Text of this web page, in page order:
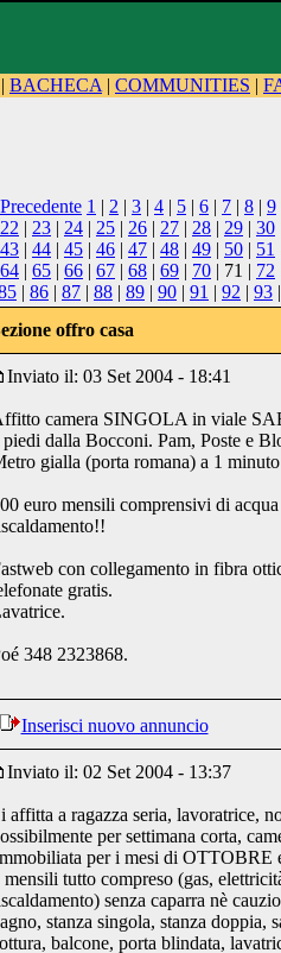
| BACHECA | COMMUNITIES |
1 | 2 | 3 | 4 | 5 | 6 | 7 | 8 | 9
22 | 23 | 24 | 25 | 26 | 27 | 28 | 29 | 30
43 | 44 | 45 | 46 | 47 | 48 | 49 | 50 | 51
64 | 65 | 66 | 67 | 68 | 69 | 70 | 71 | 72
| 86 | 87 | 88 | 89 | 90 | 91 | 92 | 93 |
offro casa
Inviato il: 03 Set 2004 - 18:41
camera SINGOLA in viale
piedi dalla Bocconi. Pam, Poste e
gialla (porta romana) a 1
euro mensili comprensivi di acqua
con collegamento in fibra
gratis.
348 2323868.
Inserisci nuovo annuncio
Inviato il: 02 Set 2004 - 13:37
affitta a ragazza seria, lavoratrice,
per settimana corta,
per i mesi di
mensili tutto compreso (gas,
senza caparra nè
stanza singola, stanza doppia,
balcone, porta blindata,